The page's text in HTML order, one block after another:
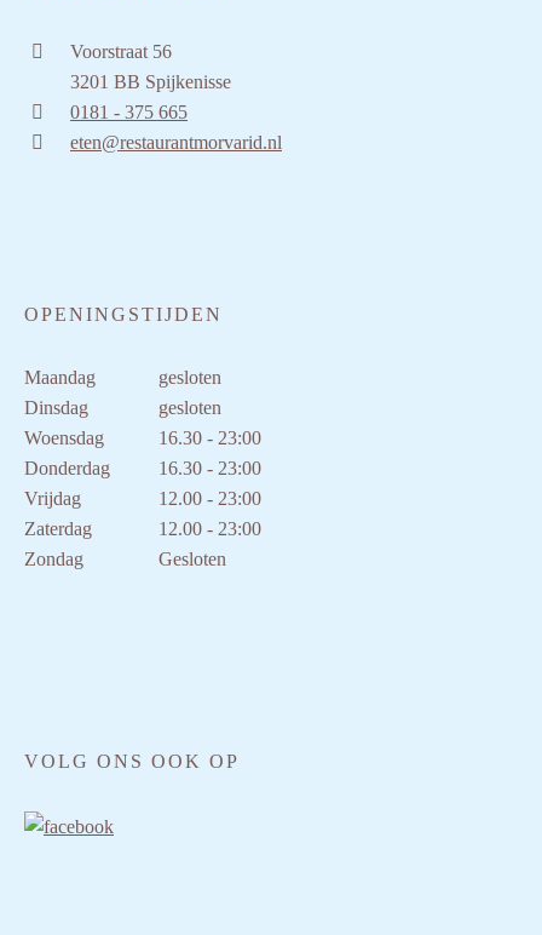
Voorstraat 56
3201 BB Spijkenisse
0181 - 375 665
eten@restaurantmorvarid.nl
OPENINGSTIJDEN
Maandag
gesloten
Dinsdag
gesloten
Woensdag
16.30 - 23:00
Donderdag
16.30 - 23:00
Vrijdag
12.00 - 23:00
Zaterdag
12.00 - 23:00
Zondag
Gesloten
VOLG ONS OOK OP